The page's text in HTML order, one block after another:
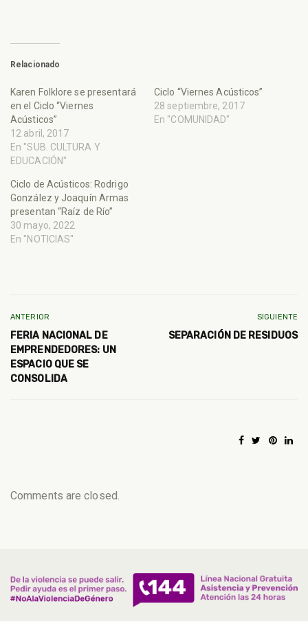
Relacionado
Karen Folklore se presentará
en el Ciclo “Viernes
Acústicos”
12 abril, 2017
En "SUB. CULTURA Y
EDUCACIÓN"
Ciclo “Viernes Acústicos”
28 septiembre, 2017
En "COMUNIDAD"
Ciclo de Acústicos: Rodrigo
González y Joaquín Armas
presentan “Raíz de Río”
30 mayo, 2022
En "NOTICIAS"
ANTERIOR
FERIA NACIONAL DE
EMPRENDEDORES: UN
ESPACIO QUE SE
CONSOLIDA
SIGUIENTE
SEPARACIÓN DE RESIDUOS
Comments are closed.